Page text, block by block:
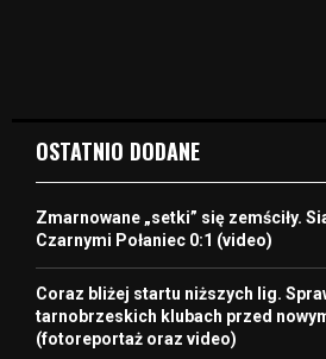
OSTATNIO DODANE
Zmarnowane „setki” się zemściły.
Czarnymi Połaniec 0:1 (video)
Coraz bliżej startu niższych lig.
tarnobrzeskich klubach przed
(fotoreportaż oraz video)